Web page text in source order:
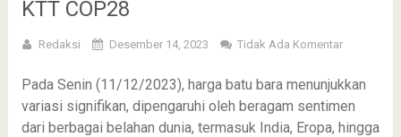
KTT COP28
Redaksi Desember 14, 2023 Tidak Ada Komentar
Pada Senin (11/12/2023), harga batu bara menunjukkan
variasi signifikan, dipengaruhi oleh beragam sentimen
dari berbagai belahan dunia, termasuk India, Eropa, hingga